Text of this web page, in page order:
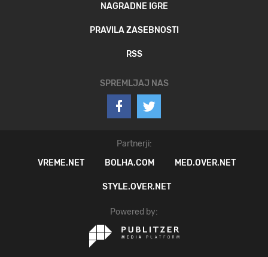
NAGRADNE IGRE
PRAVILA ZASEBNOSTI
RSS
SPREMLJAJ NAS
Partnerji:
VREME.NET
BOLHA.COM MED.OVER.NET
STYLE.OVER.NET
Powered by: